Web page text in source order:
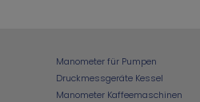
Manometer für Pumpen
Druckmessgeräte Kessel
Manometer Kaffeemaschinen